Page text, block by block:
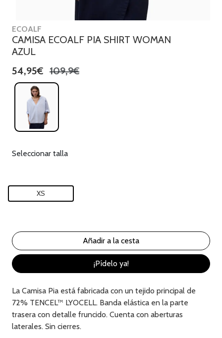
ECOALF
CAMISA ECOALF PIA SHIRT WOMAN
AZUL
54,95€ 109,9€
Seleccionar talla
XS
¡Pídelo ya!
La Camisa Pia está fabricada con un tejido principal de
72% TENCEL™ LYOCELL. Banda elástica en la parte
trasera con detalle fruncido. Cuenta con aberturas
laterales. Sin cierres.